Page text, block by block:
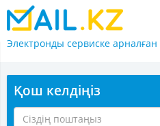
Электронды сервиске арналған
Қош келдіңіз